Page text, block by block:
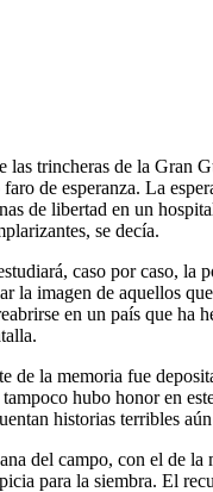
las trincheras de la
de esperanza. La
de libertad en un
se decía.
caso por caso, la
la imagen de aquellos
en un país que ha
de la memoria fue
hubo honor en
historias terribles
del campo, con el de
para la siembra. El